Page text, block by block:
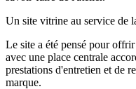
Un site vitrine au service de
Le site a été pensé pour
avec une place centrale
prestations d'entretien et de
marque.